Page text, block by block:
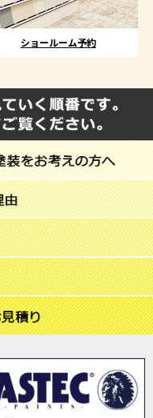
ショールーム予約